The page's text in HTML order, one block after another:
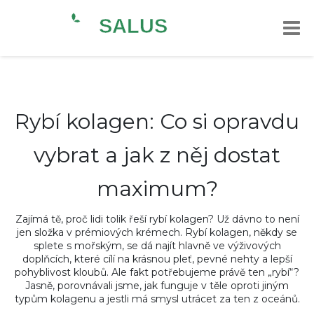
Rybí kolagen: Co si opravdu
vybrat a jak z něj dostat
maximum?
Zajímá tě, proč lidi tolik řeší rybí kolagen? Už dávno to není
jen složka v prémiových krémech. Rybí kolagen, někdy se
splete s mořským, se dá najít hlavně ve výživových
doplňcích, které cílí na krásnou pleť, pevné nehty a lepší
pohyblivost kloubů. Ale fakt potřebujeme právě ten „rybí“?
Jasně, porovnávali jsme, jak funguje v těle oproti jiným
typům kolagenu a jestli má smysl utrácet za ten z oceánů.